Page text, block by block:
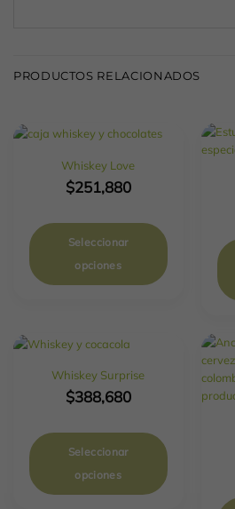
PRODUCTOS RELACIONADOS
Whiskey Love
$251,880
Seleccionar
opciones
Whiskey Surprise
$388,680
Seleccionar
opciones